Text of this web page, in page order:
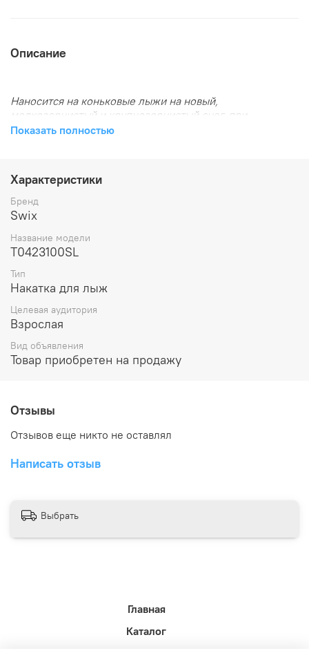
Описание
Наносится на коньковые лыжи на новый,
мелкозернистый и крупнозернистый снег, при
температуре -5С до 0С.
Показать полностью
Характеристики
Бренд
Swix
Название модели
T0423100SL
Тип
Накатка для лыж
Целевая аудитория
Взрослая
Вид объявления
Товар приобретен на продажу
Отзывы
Отзывов еще никто не оставлял
Написать отзыв
Выбрать
Главная
Каталог